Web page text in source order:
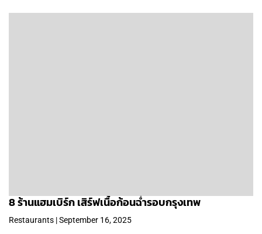
8 ร้านแฮมเบิร์ก เสิร์ฟเนื้อก้อนฉ่ำรอบกรุงเทพ
Restaurants | September 16, 2025